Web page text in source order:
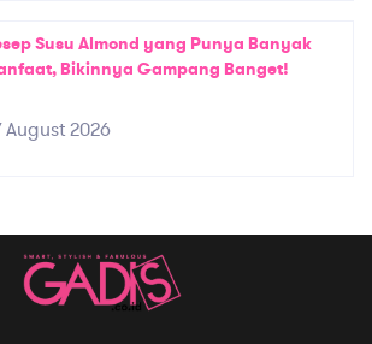
Susu Almond yang Punya Banyak
Bikinnya Gampang Banget!
August 2026